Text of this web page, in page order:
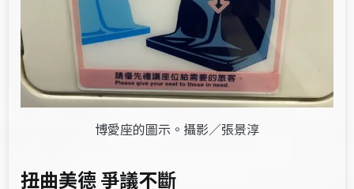
博愛座的圖示。攝影／張景淳
扭曲美德爭議不斷